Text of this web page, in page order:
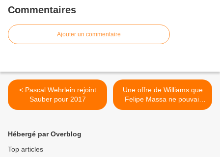
Commentaires
Ajouter un commentaire
< Pascal Wehrlein rejoint
Sauber pour 2017
Une offre de Williams que
Felipe Massa ne pouvait
pas refuser >
Hébergé par Overblog
Top articles